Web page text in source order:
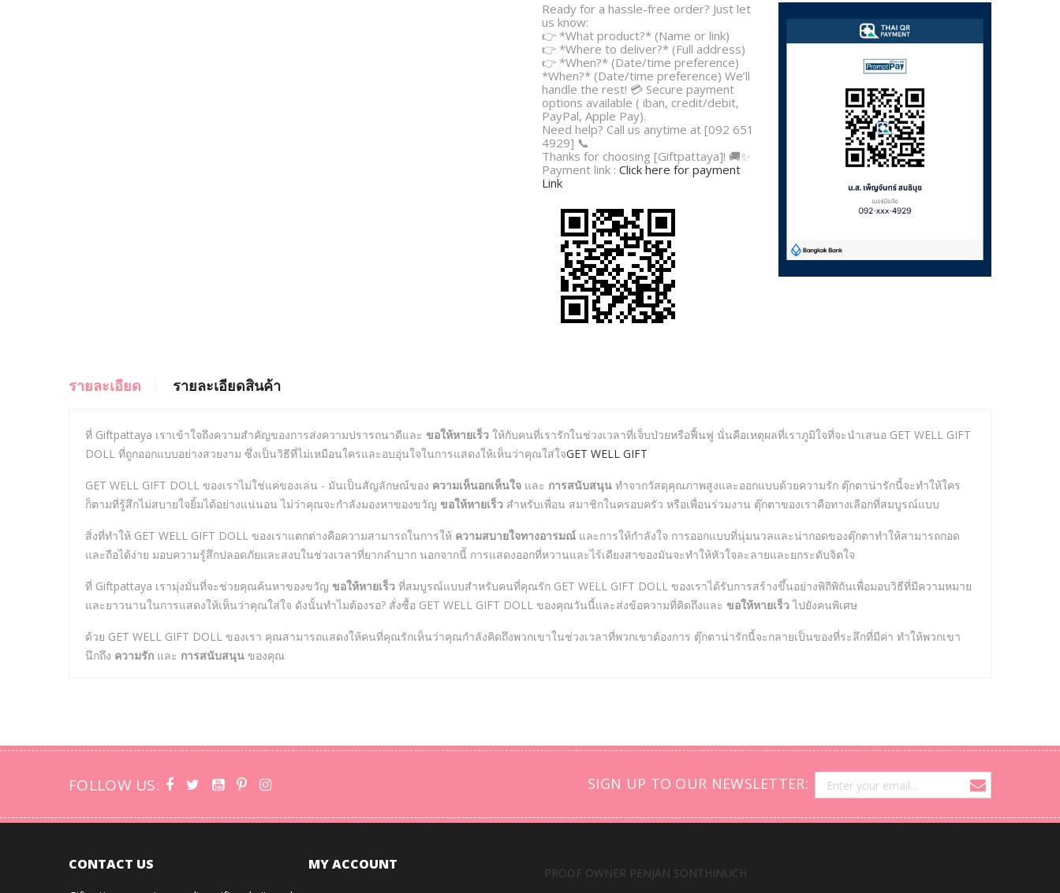
Ready for a hassle-free order? Just let
us know:
👉 *What product?* (Name or link)
👉 *Where to deliver?* (Full address)
👉 *When?* (Date/time preference)
*When?* (Date/time preference) We’ll
handle the rest! 💳 Secure payment
options available ( iban, credit/debit,
PayPal, Apple Pay).
Need help? Call us anytime at [092 651
4929] 📞
Thanks for choosing [Giftpattaya]! 🚚✨
Payment link : Click here for payment
Link
รายละเอียด รายละเอียดสินค้า
ที่ Giftpattaya เราเข้าใจถึงความสำคัญของการส่งความปรารถนาดีและ ขอให้หายเร็ว ให้กับคนที่เรารักในช่วงเวลาที่เจ็บป่วยหรือฟื้นฟู นั่นคือเหตุผลที่เราภูมิใจที่จะนำเสนอ GET WELL GIFT
DOLL ที่ถูกออกแบบอย่างสวยงาม ซึ่งเป็นวิธีที่ไม่เหมือนใครและอบอุ่นใจในการแสดงให้เห็นว่าคุณใส่ใจGET WELL GIFT
GET WELL GIFT DOLL ของเราไม่ใช่แค่ของเล่น - มันเป็นสัญลักษณ์ของ ความเห็นอกเห็นใจ และ การสนับสนุน ทำจากวัสดุคุณภาพสูงและออกแบบด้วยความรัก ตุ๊กตาน่ารักนี้จะทำให้ใคร
ก็ตามที่รู้สึกไม่สบายใจยิ้มได้อย่างแน่นอน ไม่ว่าคุณจะกำลังมองหาของขวัญ ขอให้หายเร็ว สำหรับเพื่อน สมาชิกในครอบครัว หรือเพื่อนร่วมงาน ตุ๊กตาของเราคือทางเลือกที่สมบูรณ์แบบ
สิ่งที่ทำให้ GET WELL GIFT DOLL ของเราแตกต่างคือความสามารถในการให้ ความสบายใจทางอารมณ์ และการให้กำลังใจ การออกแบบที่นุ่มนวลและน่ากอดของตุ๊กตาทำให้สามารถกอด
และถือได้ง่าย มอบความรู้สึกปลอดภัยและสงบในช่วงเวลาที่ยากลำบาก นอกจากนี้ การแสดงออกที่หวานและไร้เดียงสาของมันจะทำให้หัวใจละลายและยกระดับจิตใจ
ที่ Giftpattaya เรามุ่งมั่นที่จะช่วยคุณค้นหาของขวัญ ขอให้หายเร็ว ที่สมบูรณ์แบบสำหรับคนที่คุณรัก GET WELL GIFT DOLL ของเราได้รับการสร้างขึ้นอย่างพิถีพิถันเพื่อมอบวิธีที่มีความหมาย
และยาวนานในการแสดงให้เห็นว่าคุณใส่ใจ ดังนั้นทำไมต้องรอ? สั่งซื้อ GET WELL GIFT DOLL ของคุณวันนี้และส่งข้อความที่คิดถึงและ ขอให้หายเร็วไปยังคนพิเศษ
ด้วย GET WELL GIFT DOLL ของเรา คุณสามารถแสดงให้คนที่คุณรักเห็นว่าคุณกำลังคิดถึงพวกเขาในช่วงเวลาที่พวกเขาต้องการ ตุ๊กตาน่ารักนี้จะกลายเป็นของที่ระลึกที่มีค่า ทำให้พวกเขา
นึกถึง ความรัก และ การสนับสนุน ของคุณ
SIGN UP TO OUR NEWSLETTER:
FOLLOW US:
CONTACT US MY ACCOUNT
PROOF OWNER PENJAN SONTHINUCH